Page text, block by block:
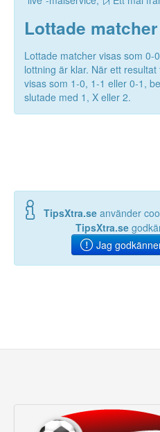
Lottade matcher
Lottade matcher visas som 0-
lottning är klar. När ett
visas som 1-0, 1-1 eller 0-1,
slutade med 1, X eller 2.
TipsXtra.se använder
TipsXtra.se
Jag